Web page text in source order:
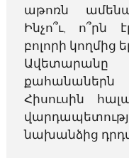
աթոռն
Ինչո՞ւ,
բոլորի կողմից
Հիսուսին
նախանձից